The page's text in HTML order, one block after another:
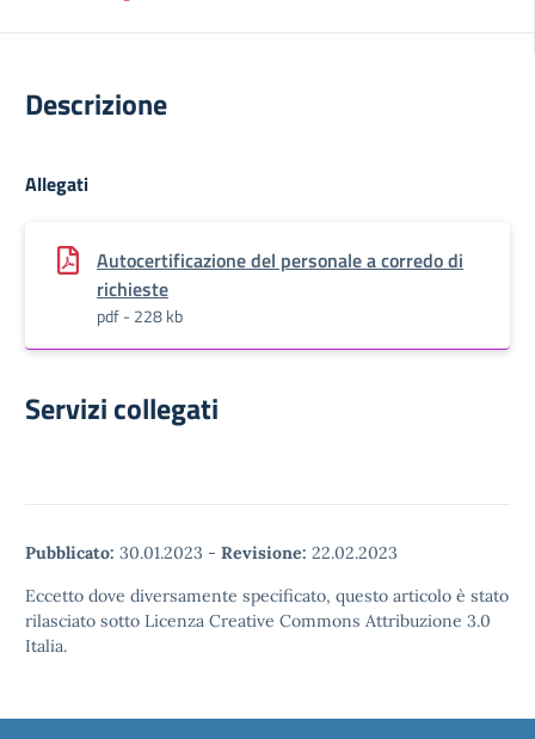
Descrizione
Allegati
Autocertificazione del personale a corredo di
richieste
pdf - 228 kb
Servizi collegati
Pubblicato: 30.01.2023 - Revisione: 22.02.2023
Eccetto dove diversamente specificato, questo articolo è stato
rilasciato sotto Licenza Creative Commons Attribuzione 3.0
Italia.